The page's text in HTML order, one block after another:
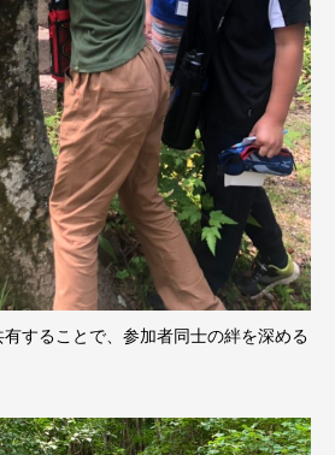
することで、参加者同士の絆を深める